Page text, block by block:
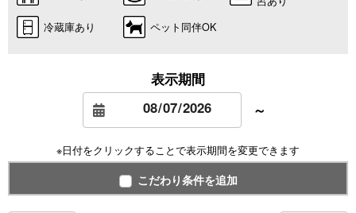
冷蔵庫あり
ペット同伴OK
表示期間
～
※日付をクリックすることで表示期間を変更できます
こだわり条件を追加